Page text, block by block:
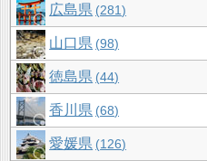
広島県 281
山口県 98
徳島県 44
香川県 68
愛媛県 126